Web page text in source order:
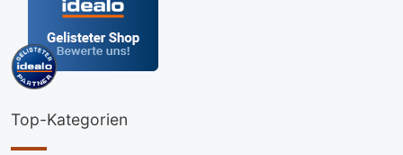
Top-Kategorien